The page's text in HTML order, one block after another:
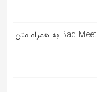
آهنگ انگلیسی Lighters از Bad Meets Evil به همراه متن